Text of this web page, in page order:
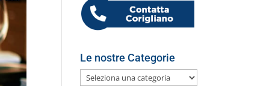
Le nostre Categorie
Le